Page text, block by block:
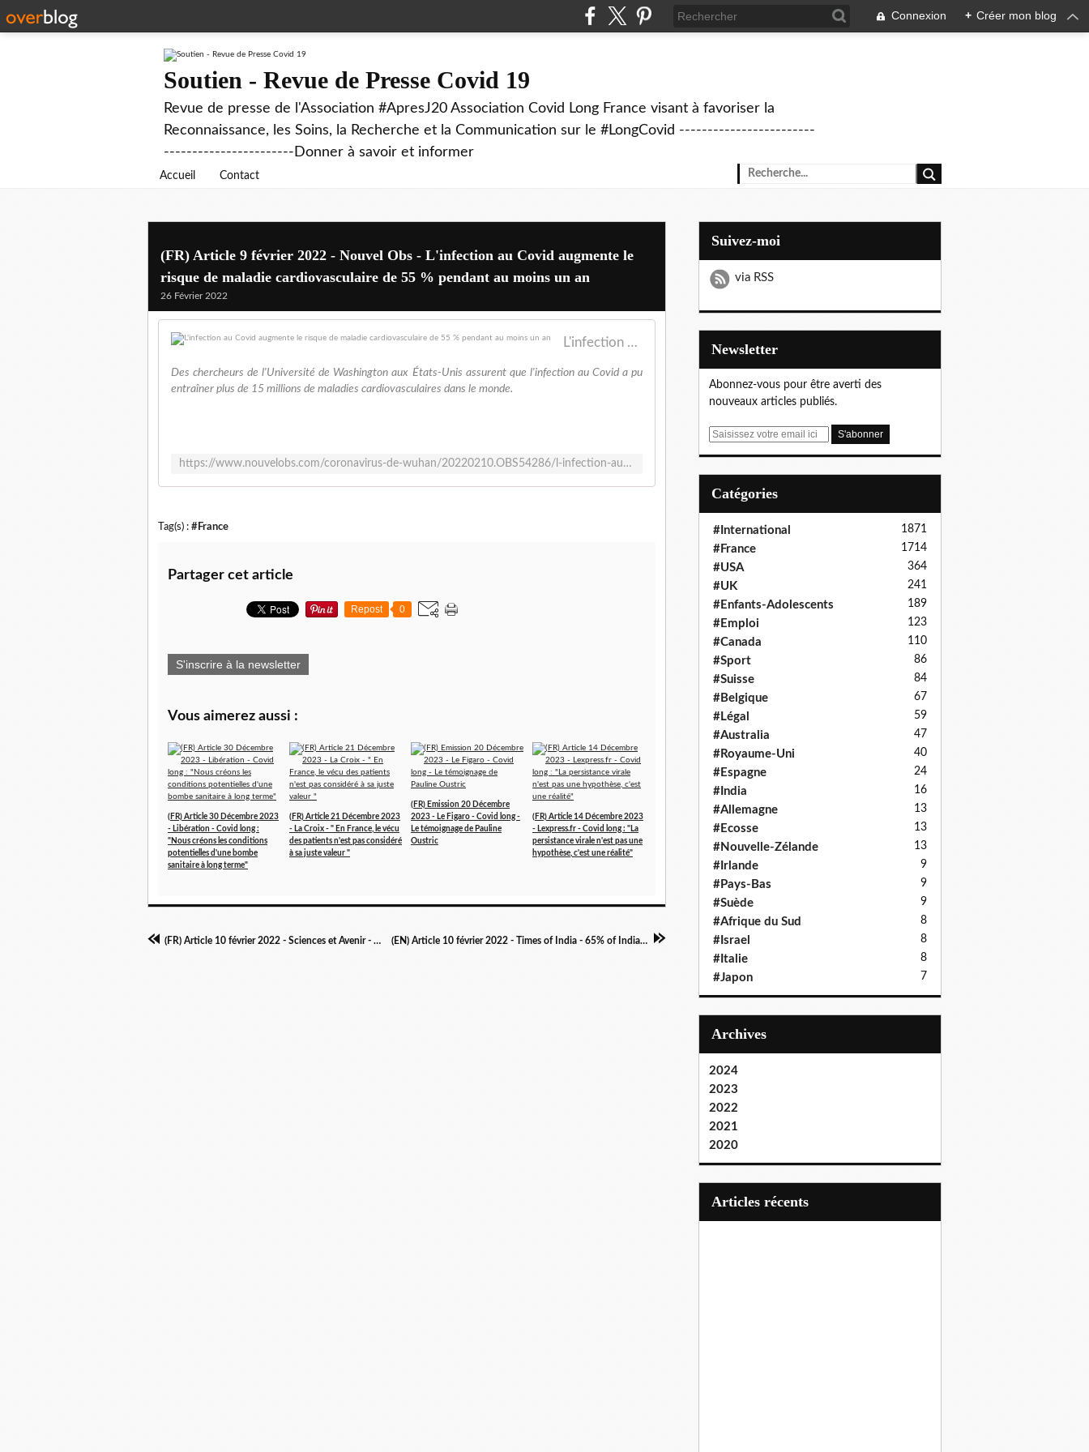
Connexion + Créer mon blog
Soutien - Revue de Presse Covid 19
Revue de presse de l'Association #ApresJ20 Association Covid Long France visant à favoriser la
Reconnaissance, les Soins, la Recherche et la Communication sur le #LongCovid ------------------------
-----------------------Donner à savoir et informer
Accueil Contact
(FR) Article 9 février 2022 - Nouvel Obs - L'infection au Covid augmente le
risque de maladie cardiovasculaire de 55 % pendant au moins un an
26 Février 2022
L'infection au Covid augmente le risque de maladie cardiovasculaire de 55 % pendant au moins un an
Des chercheurs de l'Université de Washington aux États-Unis assurent que l'infection au Covid a pu
entraîner plus de 15 millions de maladies cardiovasculaires dans le monde.
https://www.nouvelobs.com/coronavirus-de-wuhan/20220210.OBS54286/l-infection-au-covid-augmente-le-risque-de-maladie-cardiovasculaire-de-55-pendant-au-moins-un-an.html
Tag(s) : #France
Partager cet article
Repost 0
S'inscrire à la newsletter
Vous aimerez aussi :
(FR) Article 30 Décembre 2023
- Libération - Covid long :
"Nous créons les conditions
potentielles d'une bombe
sanitaire à long terme"
(FR) Article 21 Décembre 2023
- La Croix - " En France, le vécu
des patients n'est pas considéré
à sa juste valeur "
(FR) Emission 20 Décembre
2023 - Le Figaro - Covid long -
Le témoignage de Pauline
Oustric
(FR) Article 14 Décembre 2023
- Lexpress.fr - Covid long : "La
persistance virale n'est pas une
hypothèse, c'est une réalité"
(FR) Article 10 février 2022 - Sciences et Avenir - Définition du Covid long chez les jeunes (EN) Article 10 février 2022 - Times of India - 65% of Indians have 1 or more individuals in their close net .
Suivez-moi
via RSS
Newsletter
Abonnez-vous pour être averti des
nouveaux articles publiés.
E
Catégories
#International 1871
#France 1714
#USA 364
#UK 241
#Enfants-Adolescents 189
#Emploi 123
#Canada 110
#Sport 86
#Suisse 84
#Belgique 67
#Légal 59
#Australia 47
#Royaume-Uni 40
#Espagne 24
#India 16
#Allemagne 13
#Ecosse 13
#Nouvelle-Zélande 13
#Irlande 9
#Pays-Bas 9
#Suède 9
#Afrique du Sud 8
#Israel 8
#Italie 8
#Japon 7
Archives
2024
2023
2022
2021
2020
articles récents